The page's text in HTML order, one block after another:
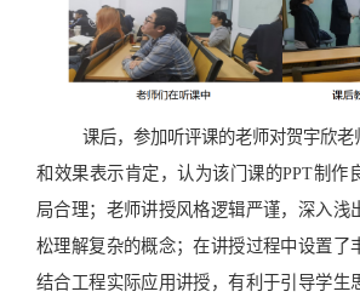
课后，参加听评课的老师对贺宇欣
和效果表示肯定，认为该门课的PPT制作
局合理；老师讲授风格逻辑严谨，深入浅
松理解复杂的概念；在讲授过程中设置了
结合工程实际应用讲授，有利于引导学生